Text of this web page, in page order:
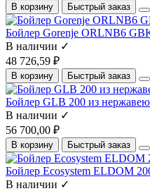
В корзину Быстрый заказ
Бойлер Gorenje ORLNB6
В наличии ✓
48 726,59 ₽
В корзину Быстрый заказ
Бойлер GLB 200 из
В наличии ✓
56 700,00 ₽
В корзину Быстрый заказ
Бойлер Ecosystem ELDOM
В наличии ✓